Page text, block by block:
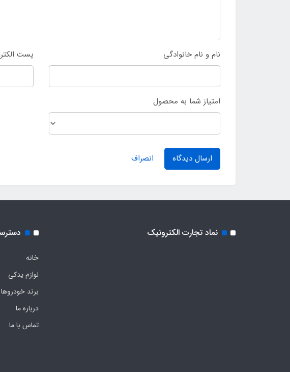
نام و نام خانوادگی پست
امتیاز شما به محصول
ارسال دیدگاه انصراف
نماد تجارت الکترونیک
خانه
لوازم یدکی
برند خودروها
درباره ما
تماس با ما